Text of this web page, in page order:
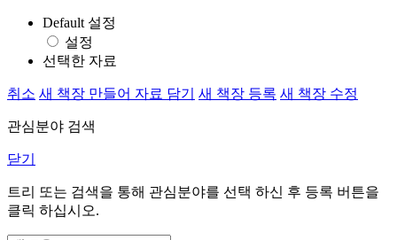
Default 설정
설정
선택한 자료
취소 새 책장 만들어 자료 담기 새 책장 등록 새 책장 수정
관심분야 검색
닫기
트리 또는 검색을 통해 관심분야를 선택 하신 후 등록 버튼을
클릭 하십시오.